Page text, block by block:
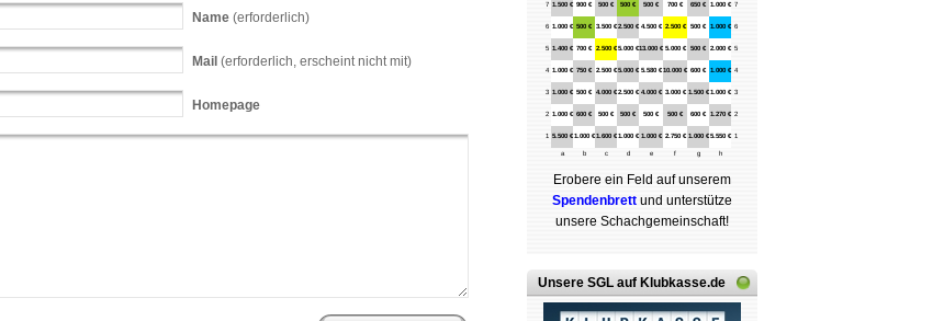
Name (erforderlich)
Mail (erforderlich, erscheint nicht mit)
Homepage
7 1.500 € 900 € 500 € 500 € 500 € 700 € 650 € 1.000 € 7
6 1.000 € 500 € 3.500 € 2.500 € 4.500 € 2.500 € 500 € 1.000 € 6
5 1.400 € 700 € 2.500 € 5.000 €13.000 € 5.000 € 500 € 2.000 € 5
4 1.000 € 750 € 2.500 € 5.000 € 5.580 € 10.000 € 600 € 1.000 € 4
3 1.000 € 500 € 4.000 € 2.500 € 4.000 € 3.000 € 1.500 € 1.000 € 3
2 1.000 € 600 € 500 € 500 € 500 € 500 € 600 € 1.270 € 2
1 5.500 € 1.000 € 1.600 € 1.000 € 1.000 € 2.750 € 1.000 € 5.550 € 1
a b c d e f g h
Erobere ein Feld auf unserem
Spenden­brett und unterstütze
unsere Schach­ge­mein­schaft!
Unsere SGL auf Klubkasse.de